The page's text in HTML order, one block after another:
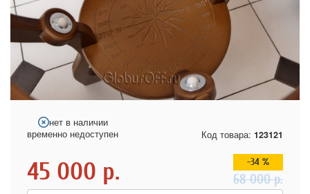
нет в наличии
временно недоступен
Код товара: 123121
45 000 р. -34 %
68 000р.